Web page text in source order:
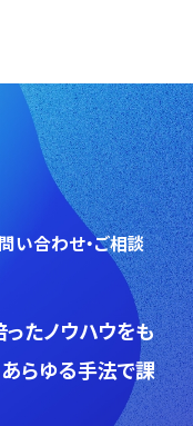
い合わせ・ご相談
たノウハウをも
あらゆる手法で課